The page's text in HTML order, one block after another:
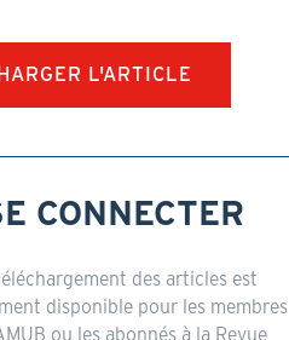
L'ARTICLE
CONNECTER
des articles est
disponible pour les membres
ou les abonnés à la Revue